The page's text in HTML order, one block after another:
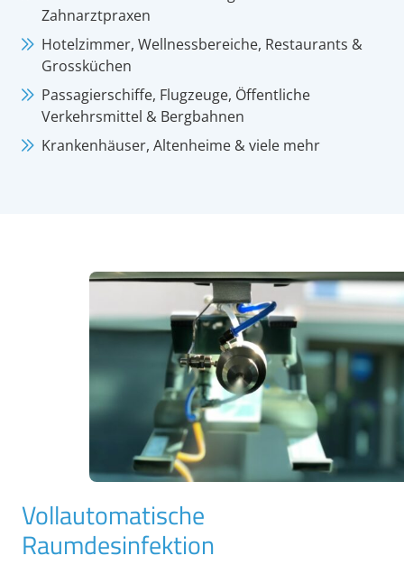
Zahnarztpraxen
Hotelzimmer, Wellnessbereiche, Restaurants &
Grossküchen
Passagierschiffe, Flugzeuge, Öffentliche
Verkehrsmittel & Bergbahnen
Krankenhäuser, Altenheime & viele mehr
Vollautomatische
Raumdesinfektion